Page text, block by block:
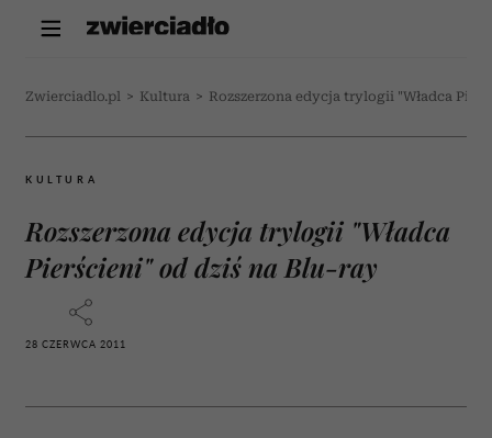
Zwierciadlo.pl > Kultura > Rozszerzona edycja trylogii "Władca
KULTURA
Rozszerzona edycja trylogii "Władca
Pierścieni" od dziś na Blu-ray
28 CZERWCA 2011